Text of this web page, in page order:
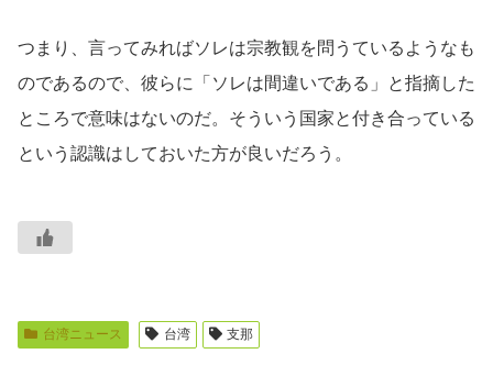
つまり、言ってみればソレは宗教観を問うているようなも
のであるので、彼らに「ソレは間違いである」と指摘した
ところで意味はないのだ。そういう国家と付き合っている
という認識はしておいた方が良いだろう。
台湾ニュース 台湾 支那